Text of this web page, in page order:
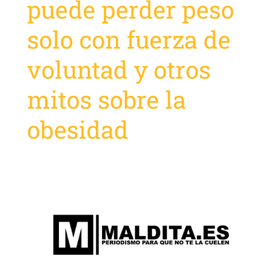
puede perder peso
solo con fuerza de
voluntad y otros
mitos sobre la
obesidad